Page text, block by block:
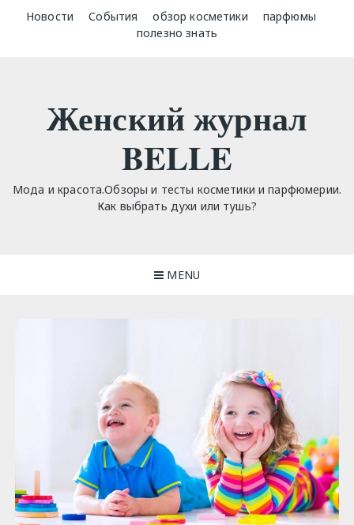
Новости События обзор косметики
парфюмы
полезно знать
Женский журнал
BELLE
Мода и красота.Обзоры и тесты косметики и парфюмерии.
Как выбрать духи или тушь?
MENU